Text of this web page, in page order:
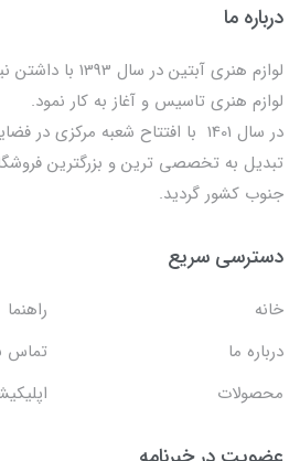
درباره ما
لوازم هنری آبتین
لوازم هنری تاسیس و آغاز به کار نمود.
تبدیل به تخصصی ترین و بزرگترین
جنوب کشور گردید.
دسترسی سریع
خانه
راهنما
درباره ما
تماس
محصولات